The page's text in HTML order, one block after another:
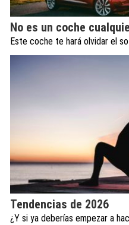
No es un coche
Este coche te hará olvidar el
Tendencias de 2026
¿Y si ya deberías empezar a